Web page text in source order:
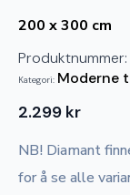
200 x 300 cm
Produktnummer:
Kategori: Moderne
2.299 kr
NB! Diamant
for å se alle